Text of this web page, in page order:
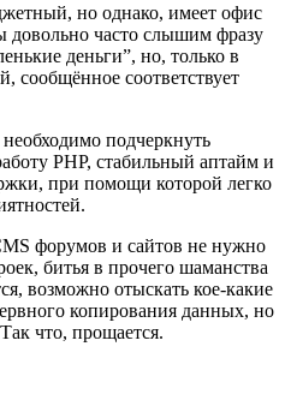
но однако, имеет офис
часто слышим фразу
деньги”, но, только в
сообщённое соответствует
подчеркнуть
PHP, стабильный аптайм и
при помощи которой легко
форумов и сайтов не нужно
битья в прочего шаманства
возможно отыскать кое-какие
копирования данных, но
что, прощается.